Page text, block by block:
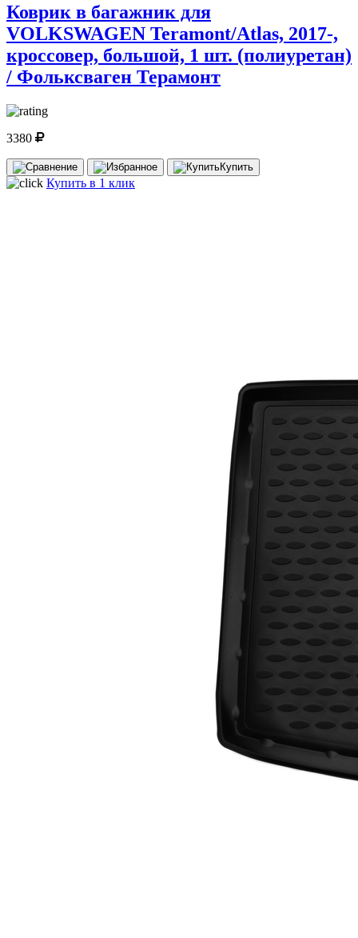
Коврик в багажник для
VOLKSWAGEN Teramont/Atlas, 2017-,
кроссовер, большой, 1 шт. (полиуретан)
/ Фольксваген Терамонт
3380
Купить
Купить в 1 клик